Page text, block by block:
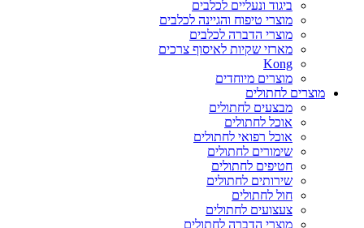
ביגוד ונעליים לכלבים
מוצרי טיפוח והגיינה לכלבים
מוצרי הדברה לכלבים
מארזי שקיות לאיסוף צרכים
Kong
מוצרים מיוחדים
מוצרים לחתולים
מבצעים לחתולים
אוכל לחתולים
אוכל רפואי לחתולים
שימורים לחתולים
חטיפים לחתולים
שירותים לחתולים
חול לחתולים
צעצועים לחתולים
מוצרי הדברה לחתולים